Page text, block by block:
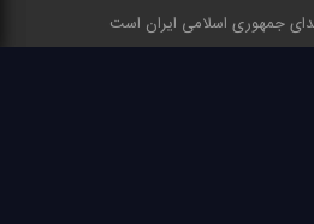
جمهوری اسلامی ایران است